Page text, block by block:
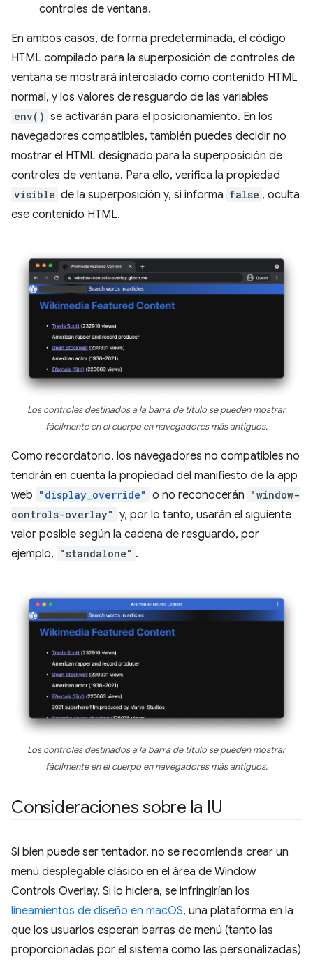
controles de ventana.
En ambos casos, de forma predeterminada, el código
HTML compilado para la superposición de controles de
ventana se mostrará intercalado como contenido HTML
normal, y los valores de resguardo de las variables
env() se activarán para el posicionamiento. En los
navegadores compatibles, también puedes decidir no
mostrar el HTML designado para la superposición de
controles de ventana. Para ello, verifica la propiedad
visible de la superposición y, si informa false , oculta
ese contenido HTML.
Los controles destinados a la barra de título se pueden mostrar
fácilmente en el cuerpo en navegadores más antiguos.
Como recordatorio, los navegadores no compatibles no
tendrán en cuenta la propiedad del manifiesto de la app
web "display_override" o no reconocerán "window-
controls-overlay" y, por lo tanto, usarán el siguiente
valor posible según la cadena de resguardo, por
ejemplo, "standalone" .
Los controles destinados a la barra de título se pueden mostrar
fácilmente en el cuerpo en navegadores más antiguos.
Consideraciones sobre la IU
Si bien puede ser tentador, no se recomienda crear un
menú desplegable clásico en el área de Window
Controls Overlay. Si lo hiciera, se infringirían los
lineamientos de diseño en macOS, una plataforma en la
que los usuarios esperan barras de menú (tanto las
proporcionadas por el sistema como las personalizadas)